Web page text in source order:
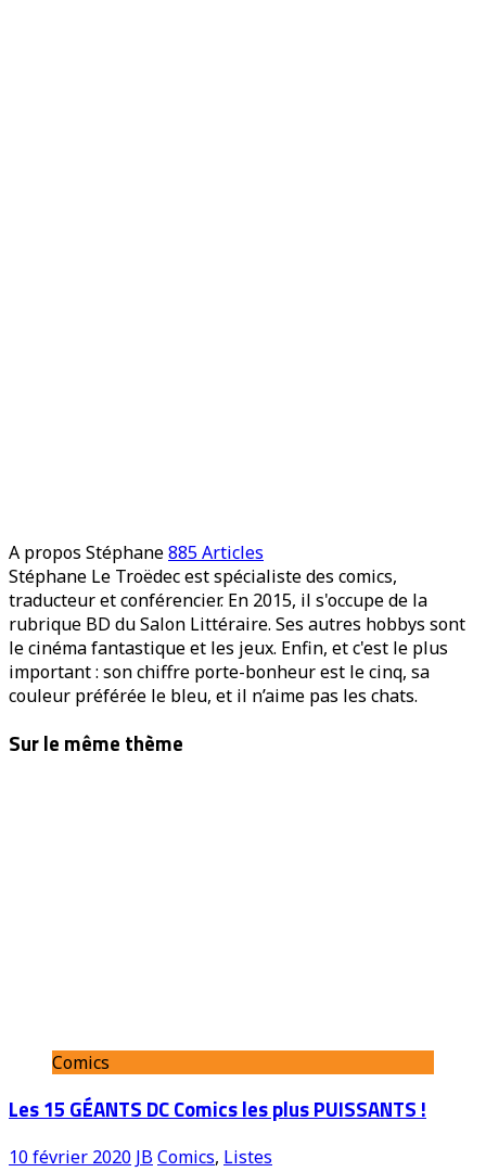
A propos Stéphane885 Articles
Stéphane Le Troëdec est spécialiste des comics,
traducteur et conférencier. En 2015, il s'occupe de la
rubrique BD du Salon Littéraire. Ses autres hobbys sont
le cinéma fantastique et les jeux. Enfin, et c'est le plus
important : son chiffre porte-bonheur est le cinq, sa
couleur préférée le bleu, et il n’aime pas les chats.
Sur le même thème
Comics
Les 15 GÉANTS DC Comics les plus PUISSANTS !
10 février 2020 JBComics, Listes